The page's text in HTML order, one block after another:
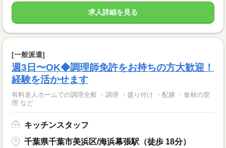
求人詳細を見る
[一般派遣]
週3日〜OK◆調理師免許をお持ちの方大歓迎！
経験を活かせます
有料老人ホームでの調理全般 ・調理 ・盛り付け ・配膳 ・食材の管
理 など
キッチンスタッフ
千葉県千葉市美浜区/海浜幕張駅（徒歩 18分）